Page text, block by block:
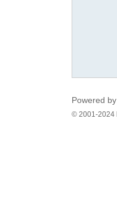
Powered by
© 2001-2024